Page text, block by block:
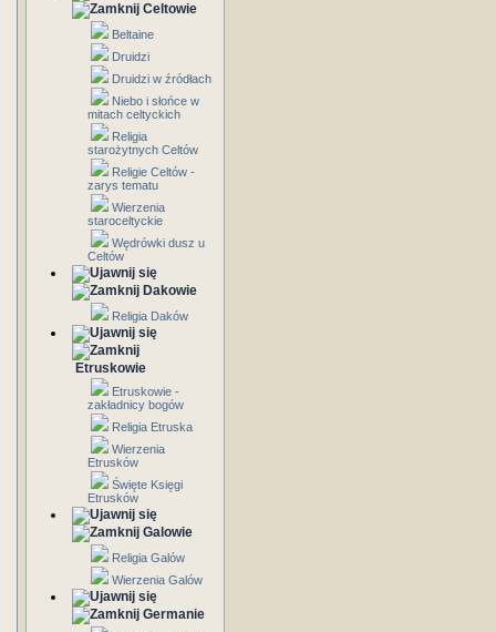
Celtowie
Beltaine
Druidzi
Druidzi w źródłach
Niebo i słońce w
mitach celtyckich
Religia
starożytnych Celtów
Religie Celtów -
zarys tematu
Wierzenia
staroceltyckie
Wędrówki dusz u
Celtów
Dakowie
Religia Daków
Etruskowie
Etruskowie -
zakładnicy bogów
Religia Etruska
Wierzenia
Etrusków
Święte Księgi
Etrusków
Galowie
Religia Galów
Wierzenia Galów
Germanie